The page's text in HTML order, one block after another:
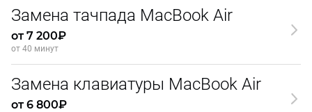
Замена тачпада MacBook Air
от 7 200₽
от 40 минут
Замена клавиатуры MacBook Air
от 6 800₽